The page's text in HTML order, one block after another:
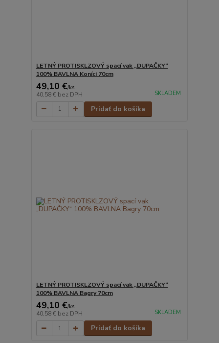
LETNÝ PROTISKLZOVÝ spací vak „DUPAČKY“
100% BAVLNA Koníci 70cm
49,10 €/ks
40,58 € bez DPH SKLADEM
Pridať do košíka
LETNÝ PROTISKLZOVÝ spací vak „DUPAČKY“
100% BAVLNA Bagry 70cm
49,10 €/ks
40,58 € bez DPH SKLADEM
Pridať do košíka